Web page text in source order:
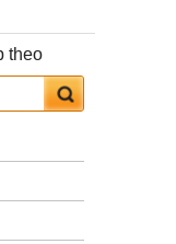
theo